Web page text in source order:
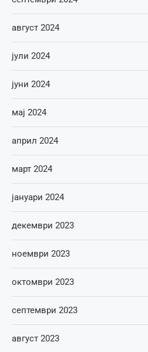
август 2024
јули 2024
јуни 2024
мај 2024
април 2024
март 2024
јануари 2024
декември 2023
ноември 2023
октомври 2023
септември 2023
август 2023